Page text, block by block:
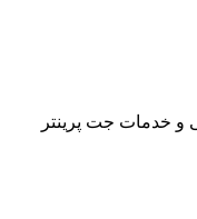
جت پرینتر